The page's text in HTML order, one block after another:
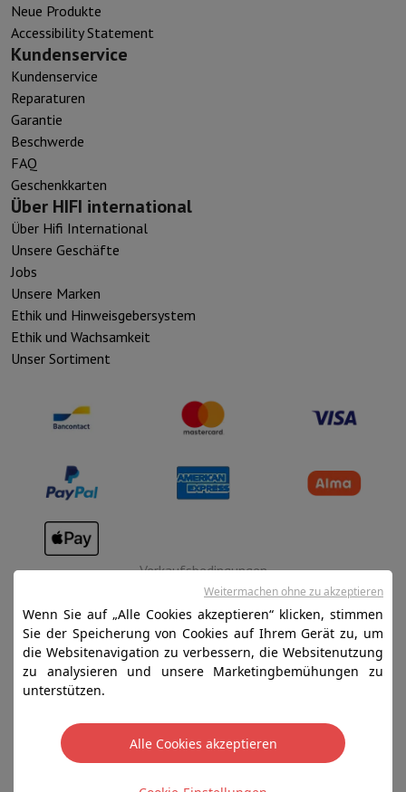
Neue Produkte
Accessibility Statement
Kundenservice
Kundenservice
Reparaturen
Garantie
Beschwerde
FAQ
Geschenkkarten
Über HIFI international
Über Hifi International
Unsere Geschäfte
Jobs
Unsere Marken
Ethik und Hinweisgebersystem
Ethik und Wachsamkeit
Unser Sortiment
Verkaufsbedingungen
Datenschutz
Disclaimer
Cookies
Contern, G-D de Luxembourg - 00 128 297/101
TVA LU 190.388.17
Wenn Sie auf „Alle Cookies akzeptieren“ klicken, stimmen
Sie der Speicherung von Cookies auf Ihrem Gerät zu, um
die Websitenavigation zu verbessern, die Websitenutzung
zu analysieren und unsere Marketingbemühungen zu
unterstützen.
Alle Cookies akzeptieren
Weitermachen ohne zu akzeptieren